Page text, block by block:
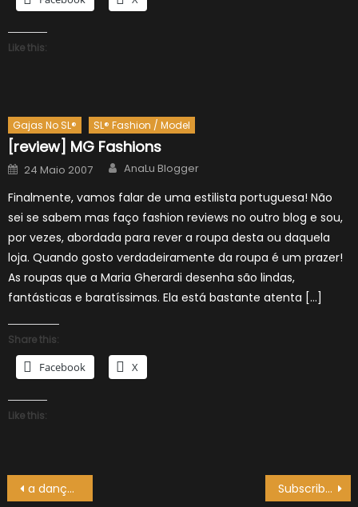
Like this:
Gajas No SL® SL® Fashion / Model
[review] MG Fashions
Posted
on
24 Maio 2007 Author
AnaLu Blogger
Finalmente, vamos falar de uma estilista portuguesa! Não
sei se sabem mas faço fashion reviews no outro blog e sou,
por vezes, abordada para rever a roupa desta ou daquela
loja. Quando gosto verdadeiramente da roupa é um prazer!
As roupas que a Maria Gherardi desenha são lindas,
fantásticas e baratíssimas. Ela está bastante atenta […]
Share this:
Facebook X
Like this:
Navegação
a dançar sobre um labirinto Subscribe-O-Matic